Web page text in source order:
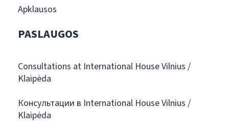
Apklausos
PASLAUGOS
Consultations at International House Vilnius /
Klaipėda
Консультации в International House Vilnius /
Klaipėda